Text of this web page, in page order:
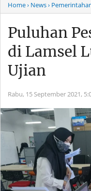
Home› News›
Puluhan
di Lamsel
Ujian
Rabu, 15 September 2021,